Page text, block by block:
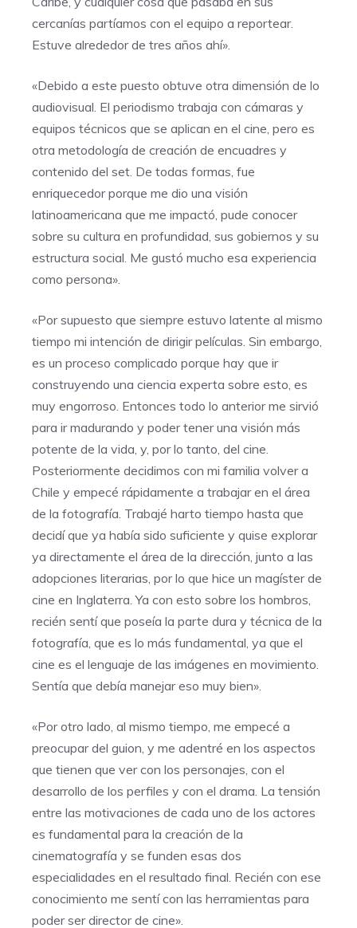
cercanías partíamos con el equipo a reportear.
Estuve alrededor de tres años ahí».
«Debido a este puesto obtuve otra dimensión de lo
audiovisual. El periodismo trabaja con cámaras y
equipos técnicos que se aplican en el cine, pero es
otra metodología de creación de encuadres y
contenido del set. De todas formas, fue
enriquecedor porque me dio una visión
latinoamericana que me impactó, pude conocer
sobre su cultura en profundidad, sus gobiernos y su
estructura social. Me gustó mucho esa experiencia
como persona».
«Por supuesto que siempre estuvo latente al mismo
tiempo mi intención de dirigir películas. Sin embargo,
es un proceso complicado porque hay que ir
construyendo una ciencia experta sobre esto, es
muy engorroso. Entonces todo lo anterior me sirvió
para ir madurando y poder tener una visión más
potente de la vida, y, por lo tanto, del cine.
Posteriormente decidimos con mi familia volver a
Chile y empecé rápidamente a trabajar en el área
de la fotografía. Trabajé harto tiempo hasta que
decidí que ya había sido suficiente y quise explorar
ya directamente el área de la dirección, junto a las
adopciones literarias, por lo que hice un magíster de
cine en Inglaterra. Ya con esto sobre los hombros,
recién sentí que poseía la parte dura y técnica de la
fotografía, que es lo más fundamental, ya que el
cine es el lenguaje de las imágenes en movimiento.
Sentía que debía manejar eso muy bien».
«Por otro lado, al mismo tiempo, me empecé a
preocupar del guion, y me adentré en los aspectos
que tienen que ver con los personajes, con el
desarrollo de los perfiles y con el drama. La tensión
entre las motivaciones de cada uno de los actores
es fundamental para la creación de la
cinematografía y se funden esas dos
especialidades en el resultado final. Recién con ese
conocimiento me sentí con las herramientas para
poder ser director de cine».